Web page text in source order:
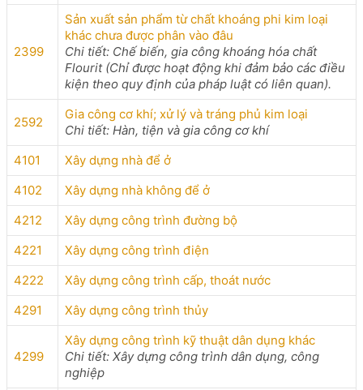
2399
Sản xuất sản phẩm từ chất khoáng phi kim loại
khác chưa được phân vào đâu
Chi tiết: Chế biến, gia công khoáng hóa chất
Flourit (Chỉ được hoạt động khi đảm bảo các điều
kiện theo quy định của pháp luật có liên quan).
2592
Gia công cơ khí; xử lý và tráng phủ kim loại
Chi tiết: Hàn, tiện và gia công cơ khí
4101
Xây dựng nhà để ở
4102
Xây dựng nhà không để ở
4212
Xây dựng công trình đường bộ
4221
Xây dựng công trình điện
4222
Xây dựng công trình cấp, thoát nước
4291
Xây dựng công trình thủy
4299
Xây dựng công trình kỹ thuật dân dụng khác
Chi tiết: Xây dựng công trình dân dụng, công
nghiệp